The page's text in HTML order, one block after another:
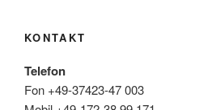
KONTAKT
Telefon
Fon +49-37423-47 003